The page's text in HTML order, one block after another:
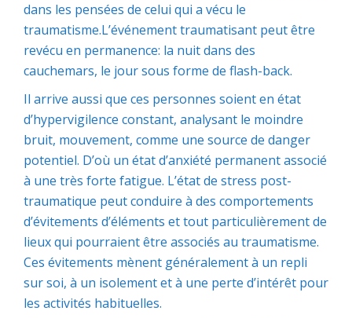
dans les pensées de celui qui a vécu le
traumatisme.L’événement traumatisant peut être
revécu en permanence: la nuit dans des
cauchemars, le jour sous forme de flash-back.
Il arrive aussi que ces personnes soient en état
d’hypervigilence constant, analysant le moindre
bruit, mouvement, comme une source de danger
potentiel. D’où un état d’anxiété permanent associé
à une très forte fatigue. L’état de stress post-
traumatique peut conduire à des comportements
d’évitements d’éléments et tout particulièrement de
lieux qui pourraient être associés au traumatisme.
Ces évitements mènent généralement à un repli
sur soi, à un isolement et à une perte d’intérêt pour
les activités habituelles.